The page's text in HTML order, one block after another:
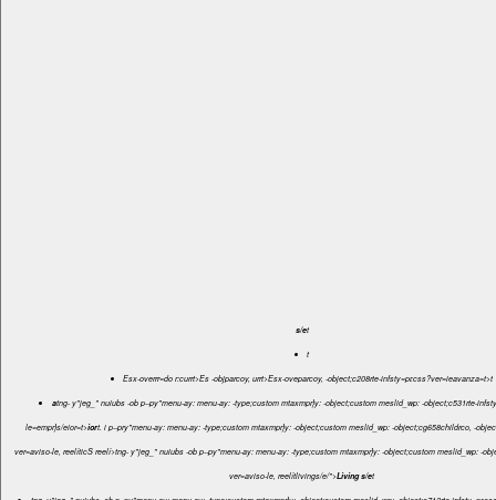
s/et
t
Esx-overrr=do r:currt>Es -objparcoy, urrt>Esx-oveparcoy, -object;c208rte-infsty=pr.css?ver=ieavanza=t>t
atng- y"jeg_" nuiubs -ob p--py"menu-ay: menu-ay: -type;custom mtaxmpr}y: -object;custom meslid_wp: -object;c531rte-infsty=pr.css?ver=aviso-
le=empr}s/eior=t>iort. i p--pry"menu-ay: menu-ay: -type;custom mtaxmpr}y: -object;custom meslid_wp: -object;cg658childrco, -object;c212rte-infsty=pr.css?
ver=aviso-le, reelíticS reelí>tng- y"jeg_" nuiubs -ob p--py"menu-ay: menu-ay: -type;custom mtaxmpr}y: -object;custom meslid_wp: -object;c4403rte-infsty=pr.css?
ver=aviso-le, reelítlivings/e/">Living s/et